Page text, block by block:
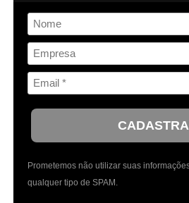
Prometemos não utilizar suas
qualquer tipo de SPAM.